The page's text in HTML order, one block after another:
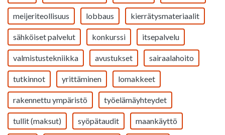
meijeriteollisuus lobbaus kierrätysmateriaalit
sähköiset palvelut konkurssi itsepalvelu
valmistustekniikka avustukset sairaalahoito
tutkinnot yrittäminen lomakkeet
rakennettu ympäristö työelämäyhteydet
tullit (maksut) syöpätaudit maankäyttö